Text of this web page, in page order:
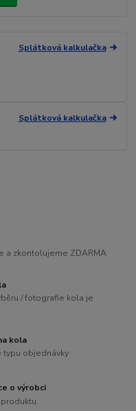
Splátková kalkulačka
Splátková kalkulačka
zkontolujeme ZDARMA
/ fotografie kola je
kola
typu objednávky
o výrobci